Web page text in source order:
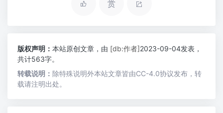
赏
版权声明： 本站原创文章，由 [db:作者]2023-09-04发表，
共计563字。
转载说明： 除特殊说明外本站文章皆由CC-4.0协议发布，转
载请注明出处。